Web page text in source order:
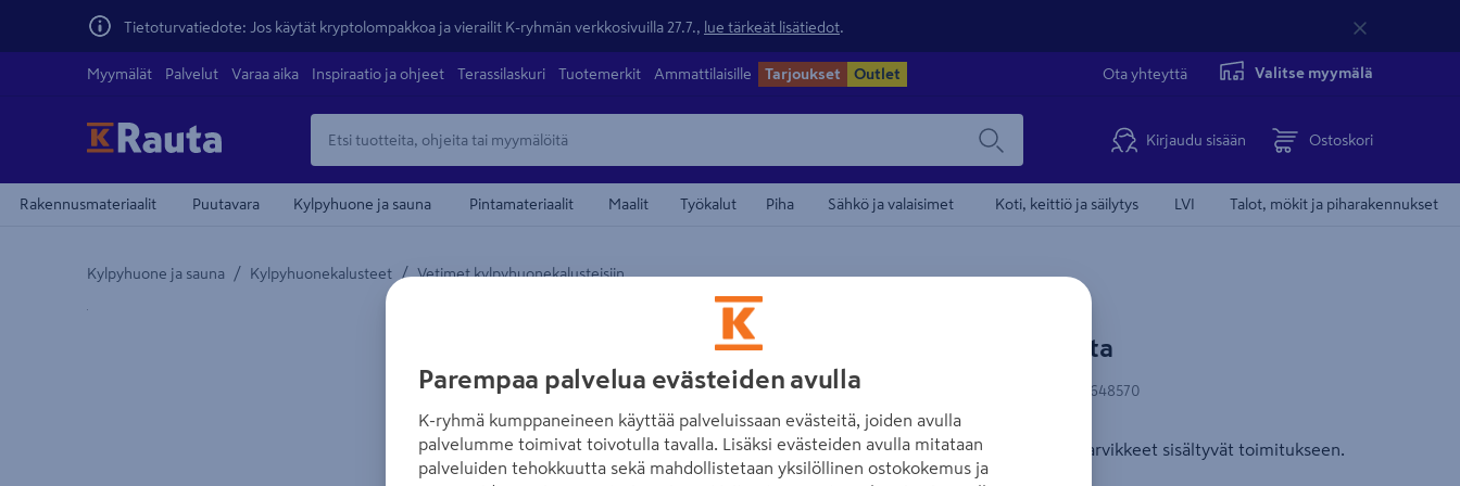
Tietoturvatiedote: Jos käytät kryptolompakkoa ja vierailit K-ryhmän verkkosivuilla 27.7., lue tärkeät lisätiedot
Myymälät Palvelut Varaa aika Inspiraatio ja ohjeet Terassilaskuri Tuotemerkit Ammattilaisille Tarjoukset Outlet Ota yhteyttä Valitse myymälä
Kirjaudu sisään Ostoskori
Rakennusmateriaalit Puutavara Kylpyhuone ja sauna Pintamateriaalit Maalit Työkalut Piha Sähkö ja valaisimet Koti, keittiö ja säilytys LVI Talot, mökit ja piharakennukset
Kylpyhuone ja sauna / Kylpyhuonekalusteet / Vetimet kylpyhuonekalusteisiin
Yksityiskohtainen kuvaus löytyy Tuotteen kuvaus -maamerkistä
Vedin puu IDO 25,6cm musta
Tuotenumero: 4025410648570
Puinen musta IDO kalustevedin, kiinnitystarvikkeet sisältyvät toimitukseen.
Parempaa palvelua evästeiden avulla
K-ryhmä kumppaneineen käyttää palveluissaan evästeitä, joiden avulla
palvelumme toimivat toivotulla tavalla. Lisäksi evästeiden avulla mitataan
palveluiden tehokkuutta sekä mahdollistetaan yksilöllinen ostokokemus ja